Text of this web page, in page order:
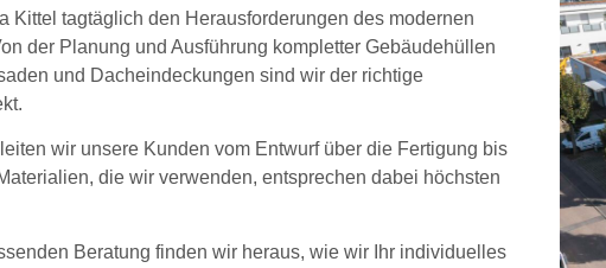
Kittel tagtäglich den Herausforderungen des modernen
der Planung und Ausführung kompletter Gebäudehüllen
und Dacheindeckungen sind wir der richtige
wir unsere Kunden vom Entwurf über die Fertigung bis
die wir verwenden, entsprechen dabei höchsten
Beratung finden wir heraus, wie wir Ihr individuelles